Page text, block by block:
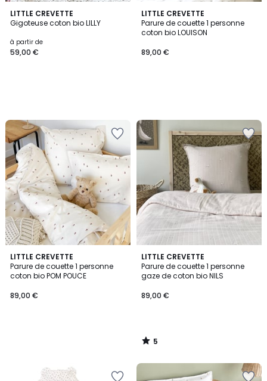
LITTLE CREVETTE
Gigoteuse coton bio LILLY
à partir de
59,00 €
LITTLE CREVETTE
Parure de couette 1 personne
coton bio LOUISON
89,00 €
LITTLE CREVETTE
Parure de couette 1 personne
coton bio POM POUCE
89,00 €
LITTLE CREVETTE
Parure de couette 1 personne
gaze de coton bio NILS
89,00 €
5
/
5
5
/